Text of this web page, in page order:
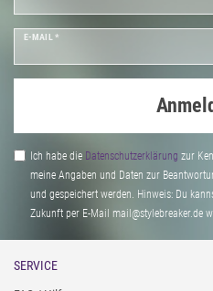
E-MAIL *
Ich habe die Daten­schutz­erklärung zur
meine Angaben und Daten zur
und gespeichert werden. Hinweis: Du
Zukunft per E-Mail mail@stylebreaker.de
SERVICE